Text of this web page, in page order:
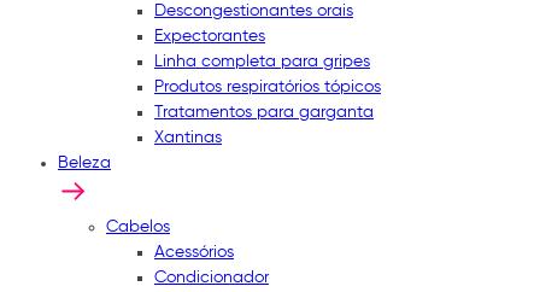
Descongestionantes orais
Expectorantes
Linha completa para gripes
Produtos respiratórios tópicos
Tratamentos para garganta
Xantinas
Beleza
Cabelos
Acessórios
Condicionador